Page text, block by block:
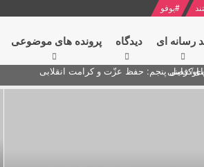
#یوفو
رسانه ای دیدگاه‌ پرونده های موضوعی